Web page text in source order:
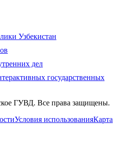
Узбекистан
дел
государственных
ГУВД. Все права защищены.
Условия использованияКарта